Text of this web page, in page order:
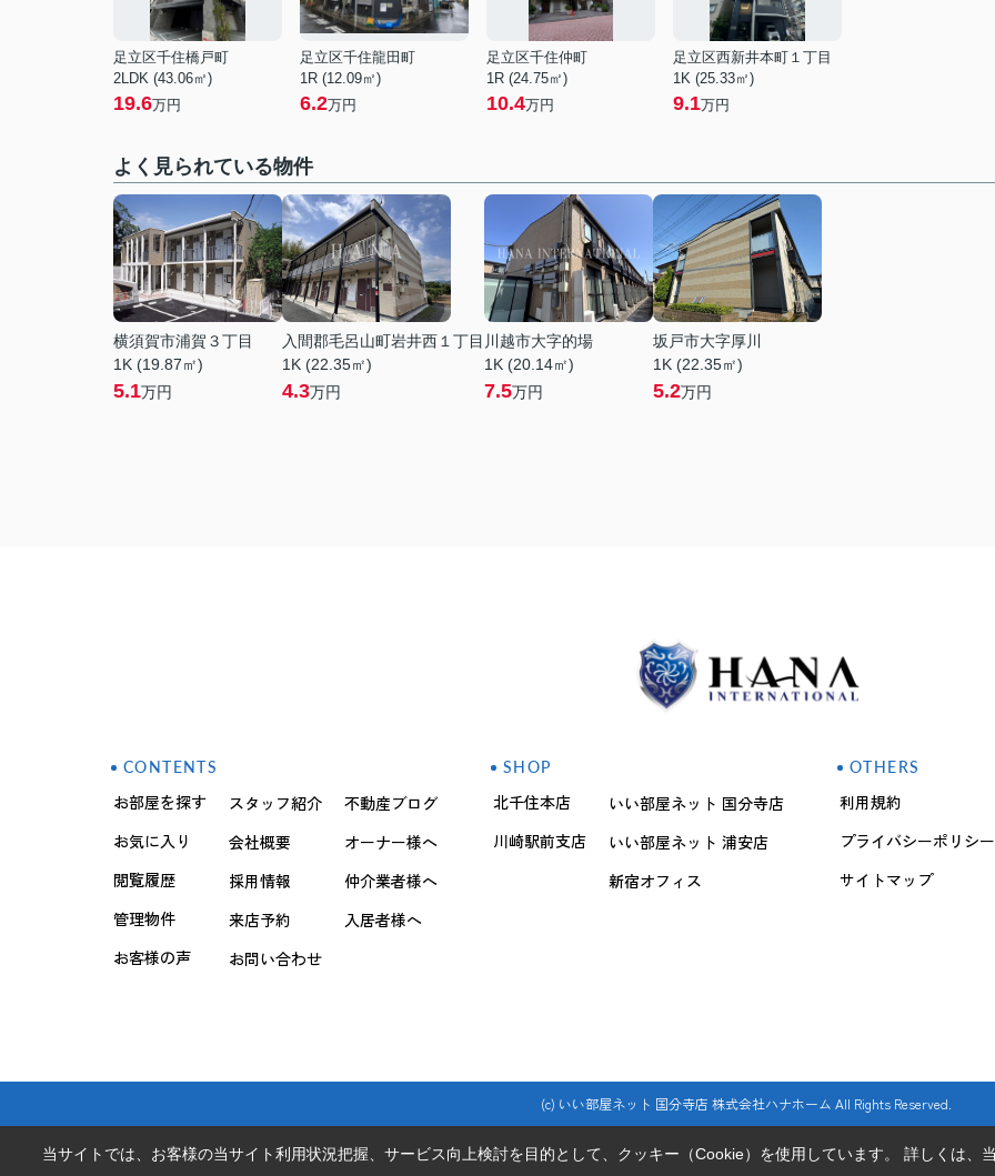
足立区千住橋戸町
2LDK (43.06㎡)
19.6万円
足立区千住龍田町
1R (12.09㎡)
6.2万円
足立区千住仲町
1R (24.75㎡)
10.4万円
足立区西新井本町１丁目
1K (25.33㎡)
9.1万円
よく見られている物件
横須賀市浦賀３丁目
1K (19.87㎡)
5.1万円
入間郡毛呂山町岩井西１丁目
1K (22.35㎡)
4.3万円
川越市大字的場
1K (20.14㎡)
7.5万円
坂戸市大字厚川
1K (22.35㎡)
5.2万円
CONTENTS
お部屋を探す
お気に入り
閲覧履歴
管理物件
お客様の声
スタッフ紹介
会社概要
採用情報
来店予約
お問い合わせ
不動産ブログ
オーナー様へ
仲介業者様へ
入居者様へ
SHOP
北千住本店
川崎駅前支店
いい部屋ネット 国分寺店
いい部屋ネット 浦安店
新宿オフィス
OTHERS
利用規約
プライバシーポリシー
サイトマップ
(c) いい部屋ネット 国分寺店 株式会社ハナホーム All Rights Reserved.
当サイトでは、お客様の当サイト利用状況把握、サービス向上検討を目的として、クッキー（Cookie）を使用しています。 詳しくは、